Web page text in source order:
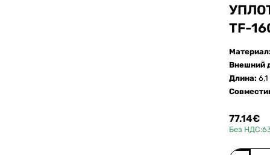
TF-
Материал:
Внешний
Длина:
77.14€
Без